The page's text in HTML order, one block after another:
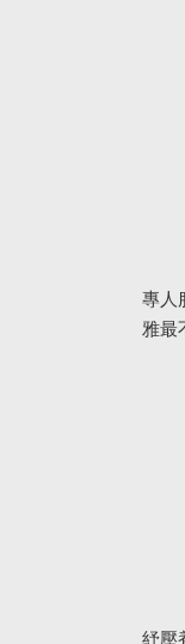
專人
雅最
紓壓